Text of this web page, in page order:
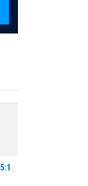
5:1